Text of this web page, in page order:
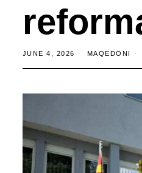
JUNE 4, 2026 MAQEDONI